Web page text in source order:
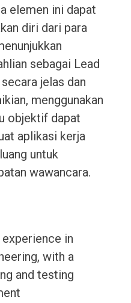
elemen ini dapat
diri dari para
sebagai Lead
jelas dan
menggunakan
objektif dapat
aplikasi kerja
untuk
wawancara.
in
with a
and testing